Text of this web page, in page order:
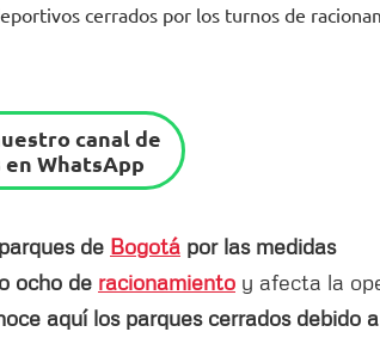
cerrados por los turnos de
canal de
WhatsApp
de Bogotá por las medidas
ocho de racionamiento y afecta la
aquí los parques cerrados debido